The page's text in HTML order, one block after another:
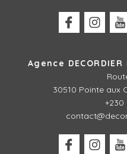
Agence
30510 Pointe aux
+230